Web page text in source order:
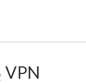
بهترین زمان برای استفاده از VPN